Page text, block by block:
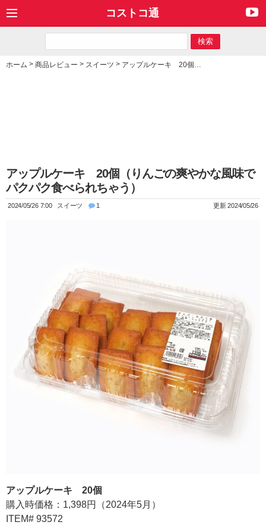
コストコ通
ホーム > 商品レビュー > スイーツ > アップルケーキ 20個（りんごの爽やかな風味でパクパク食べられちゃう）
アップルケーキ 20個（りんごの爽やかな風味で
パクパク食べられちゃう）
2024/05/26 7:00 スイーツ 1 更新 2024/05/26
アップルケーキ 20個
購入時価格：1,398円（2024年5月）
ITEM# 93572